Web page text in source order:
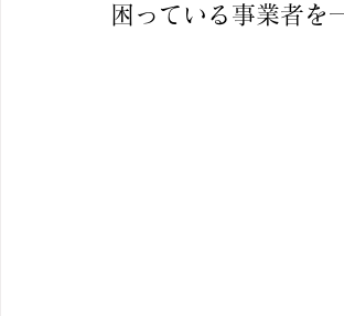
困っている事業者を